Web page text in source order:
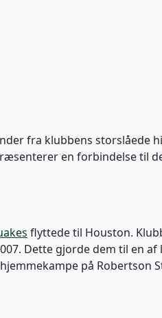
fra klubbens storslåede
en forbindelse til
flyttede til Houston.
Dette gjorde dem til en
på Robertson